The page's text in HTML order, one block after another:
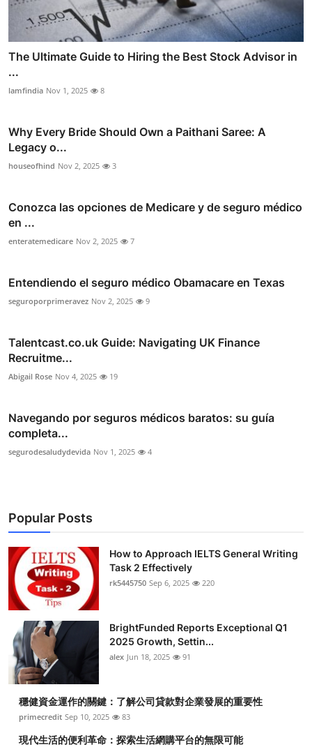
The Ultimate Guide to Hiring the Best Stock Advisor in
...
lamfindia Nov 1, 2025 8
Why Every Bride Should Own a Paithani Saree: A
Legacy o...
houseofhind Nov 2, 2025 3
Conozca las opciones de Medicare y de seguro médico
en ...
enteratemedicare Nov 2, 2025 7
Entendiendo el seguro médico Obamacare en Texas
seguroporprimeravez Nov 2, 2025 9
Talentcast.co.uk Guide: Navigating UK Finance
Recruitme...
Abigail Rose Nov 4, 2025 19
Navegando por seguros médicos baratos: su guía
completa...
segurodesaludydevida Nov 1, 2025 4
Popular Posts
How to Approach IELTS General Writing
Task 2 Effectively
rk5445750 Sep 6, 2025 220
BrightFunded Reports Exceptional Q1
2025 Growth, Settin...
alex Jun 18, 2025 91
穩健資金運作的關鍵：了解公司貸款對企業發展的重要性
primecredit Sep 10, 2025 83
現代生活的便利革命：探索生活網購平台的無限可能